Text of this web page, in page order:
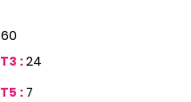
60
T3 :24
T5 : 7